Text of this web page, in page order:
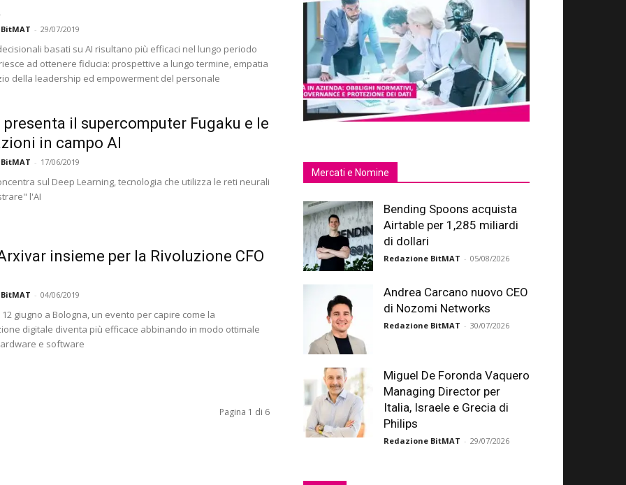
- 29/07/2019
basati su AI risultano più efficaci nel lungo periodo
ad ottenere fiducia: prospettive a lungo termine, empatia
della leadership ed empowerment del personale
presenta il supercomputer Fugaku e le
in campo AI
- 17/06/2019
sul Deep Learning, tecnologia che utilizza le reti neurali
l'AI
insieme per la Rivoluzione CFO
- 04/06/2019
giugno a Bologna, un evento per capire come la
digitale diventa più efficace abbinando in modo ottimale
e software
Pagina 1 di 6
Mercati e Nomine
Bending Spoons acquista
Airtable per 1,285 miliardi
di dollari
Redazione BitMAT - 05/08/2026
Andrea Carcano nuovo CEO
di Nozomi Networks
Redazione BitMAT - 30/07/2026
Miguel De Foronda Vaquero
Managing Director per
Italia, Israele e Grecia di
Philips
Redazione BitMAT - 29/07/2026